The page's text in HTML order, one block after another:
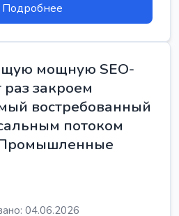
Подробнее
мощную SEO-
раз закроем
востребованный
потоком
04.06.2026